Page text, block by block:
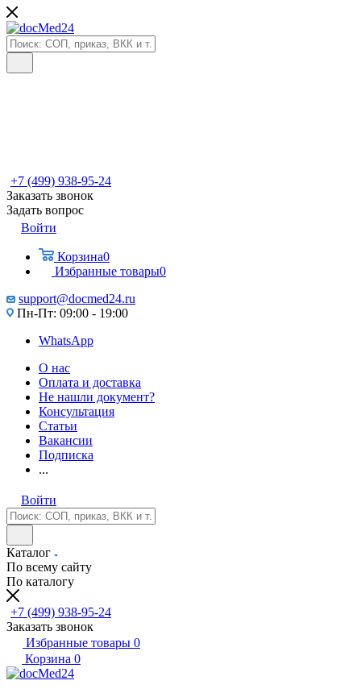
+7 (499) 938-95-24
Заказать звонок
Задать вопрос
Войти
Корзина0
Избранные товары0
support@docmed24.ru
Пн-Пт: 09:00 - 19:00
WhatsApp
О нас
Оплата и доставка
Не нашли документ?
Консультация
Статьи
Вакансии
Подписка
...
Войти
Каталог
По всему сайту
По каталогу
+7 (499) 938-95-24
Заказать звонок
Избранные товары 0
Корзина 0